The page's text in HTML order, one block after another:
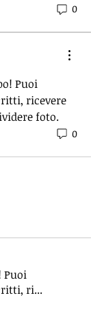
0
Puoi
ricevere
foto.
0
Puoi
ri...